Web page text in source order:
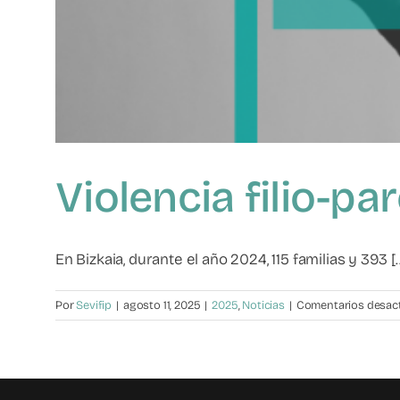
Violencia filio-
En Bizkaia, durante el año 2024, 115 familias y 393
PorSevifip | agosto 11, 2025 | 2025,Noticias | Comentarios